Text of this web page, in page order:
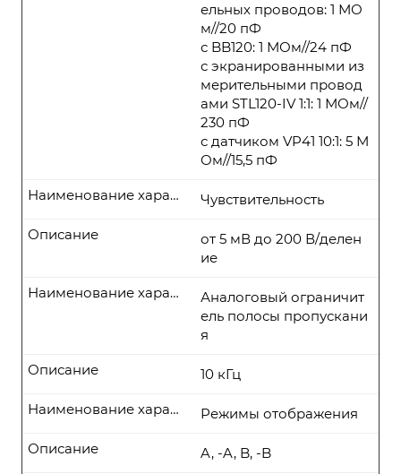
ельных проводов: 1 МО
м//20 пФ
с BB120: 1 МОм//24 пФ
с экранированными из
мерительными провод
ами STL120-IV 1:1: 1 МОм//
230 пФ
с датчиком VP41 10:1: 5 М
Ом//15,5 пФ
Чувствительность
Наименование характеристики
от 5 мВ до 200 В/делен
ие
Описание
Аналоговый ограничит
ель полосы пропускани
я
Наименование характеристики
10 кГц
Описание
Режимы отображения
Наименование характеристики
A, -A, B, -B
Описание